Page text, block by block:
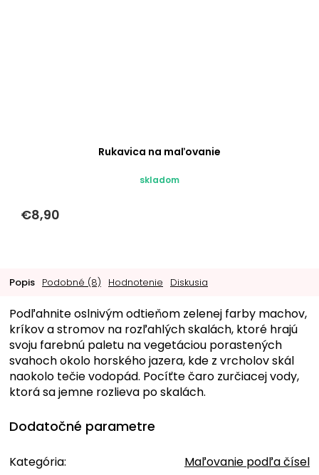
Rukavica na maľovanie
skladom
€8,90
Popis Podobné (8) Hodnotenie Diskusia
Podľahnite oslnivým odtieňom zelenej farby machov,
kríkov a stromov na rozľahlých skalách, ktoré hrajú
svoju farebnú paletu na vegetáciou porastených
svahoch okolo horského jazera, kde z vrcholov skál
naokolo tečie vodopád. Pocíťte čaro zurčiacej vody,
ktorá sa jemne rozlieva po skalách.
Dodatočné parametre
Kategória: Maľovanie podľa čísel